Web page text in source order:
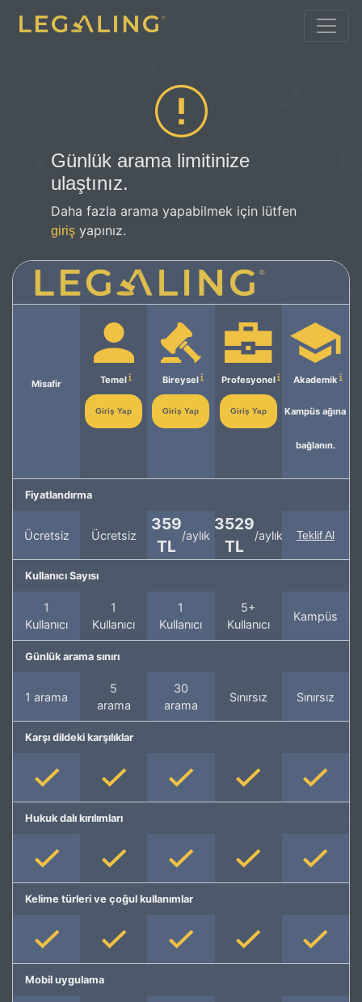
Günlük arama limitinize
ulaştınız.
Daha fazla arama yapabilmek için lütfen
giriş yapınız.
Misafir Temel
Giriş Yap
Bireysel
Giriş Yap
Profesyonel
Giriş Yap
Akademik
Kampüs ağına
bağlanın.
Fiyatlandırma
Ücretsiz Ücretsiz
359
TL
/aylık
3529
TL
/aylık Teklif Al
Kullanıcı Sayısı
1
Kullanıcı
1
Kullanıcı
1
Kullanıcı
5+
Kullanıcı
Kampüs
Günlük arama sınırı
1 arama
5
arama
30
arama
Sınırsız Sınırsız
Karşı dildeki karşılıklar
Hukuk dalı kırılımları
Kelime türleri ve çoğul kullanımlar
Mobil uygulama